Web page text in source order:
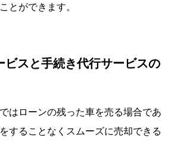
とができます。
ビスと手続き代行サービスの
はローンの残った車を売る場合であ
することなくスムーズに売却できる